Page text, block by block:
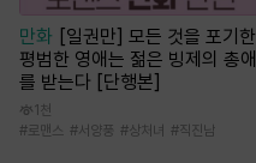
만화
[일권만] 모든 것을 포기한
평범한 영애는 젊은 빙제의 총애
를 받는다 [단행본]
1천
#로맨스 #서양풍 #상처녀 #직진남